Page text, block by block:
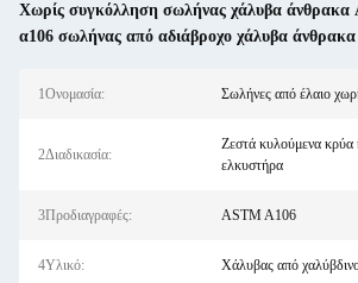
Χωρίς συγκόλληση σωλήνας χάλυβα άνθρακα
α106 σωλήνας από αδιάβροχο χάλυβα άνθρακα
1Ονομασία: Σωλήνες από έλαιο
2Διαδικασία:
Ζεστά κυλούμενα κρύα
ελκυστήρα
3Προδιαγραφές: ASTM A106
4Υλικό: Χάλυβας από